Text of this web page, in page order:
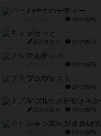
バー！パーティー
1件の投稿
ギョッと
紹介文あり 1件の投稿
クルティボ
1件の投稿
ブラヴェスト
1件の投稿
ドブル：ポケットモ
紹介文あり 4件の投稿
ジャンヌ・ダルク-オ
5件の投稿